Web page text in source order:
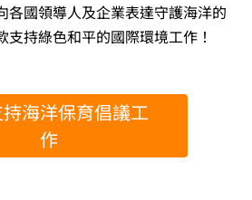
各國領導人及企業表達守護海洋的
支持綠色和平的國際環境工作！
海洋保育倡議工
作